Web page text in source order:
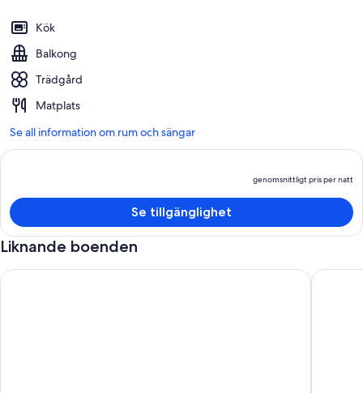
Kök
Balkong
Trädgård
Matplats
Se all information om rum och sängar
genomsnittligt pris per natt
Se tillgänglighet
Liknande boenden
Molokai Premium Oceanfront Kepuhi Beach Resort Diskpriser
Vacker